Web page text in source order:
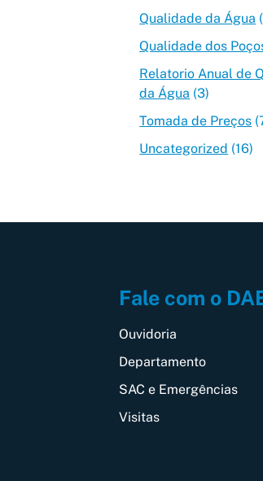
Qualidade da Água
Qualidade dos
Relatorio Anual de
da Água (3)
Tomada de Preços
Uncategorized (16)
Fale com o
Ouvidoria
Departamento
SAC e Emergências
Visitas